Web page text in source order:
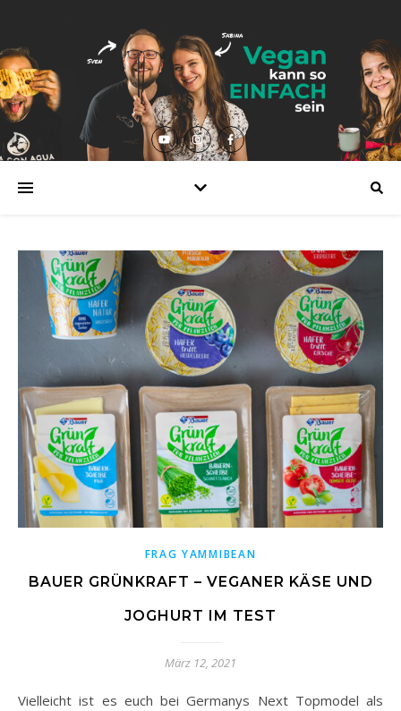
FRAG YAMMIBEAN
BAUER GRÜNKRAFT – VEGANER KÄSE UND
JOGHURT IM TEST
März 12, 2021
Vielleicht ist es euch bei Germanys Next Topmodel als